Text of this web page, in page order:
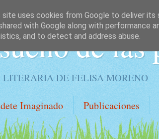
de las
LITERARIA DE FELISA MORENO
Imaginado Publicaciones
site uses cookies from Google to deliver its
with Google along with performance
and to detect and address abuse.